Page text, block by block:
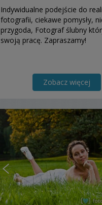
Indywidualne podejście do
fotografii, ciekawe pomysły,
przygoda, Fotograf ślubny
swoją pracę. Zapraszamy!
Zobacz więcej